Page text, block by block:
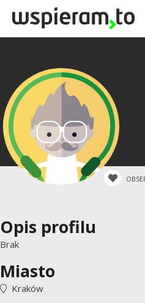
Opis profilu
Brak
Miasto
Kraków